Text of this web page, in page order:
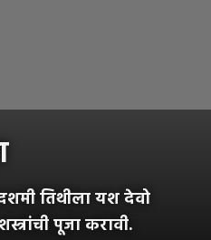
तिथीला यश देवो
पूजा करावी.